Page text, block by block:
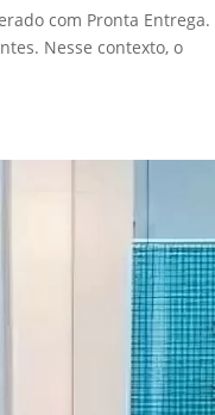
com Pronta Entrega.
Nesse contexto, o